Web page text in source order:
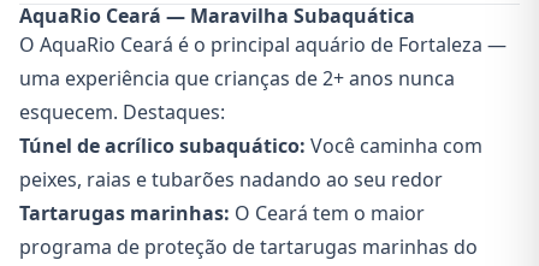
AquaRio Ceará — Maravilha Subaquática
O AquaRio Ceará é o principal aquário de Fortaleza —
uma experiência que crianças de 2+ anos nunca
esquecem. Destaques:
Túnel de acrílico subaquático: Você caminha com
peixes, raias e tubarões nadando ao seu redor
Tartarugas marinhas: O Ceará tem o maior
programa de proteção de tartarugas marinhas do